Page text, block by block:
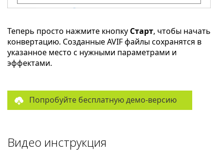
Теперь просто нажмите кнопку Старт, чтобы начать
конвертацию. Созданные AVIF файлы сохранятся в
указанное место с нужными параметрами и
эффектами.
Попробуйте бесплатную демо-версию
Видео инструкция